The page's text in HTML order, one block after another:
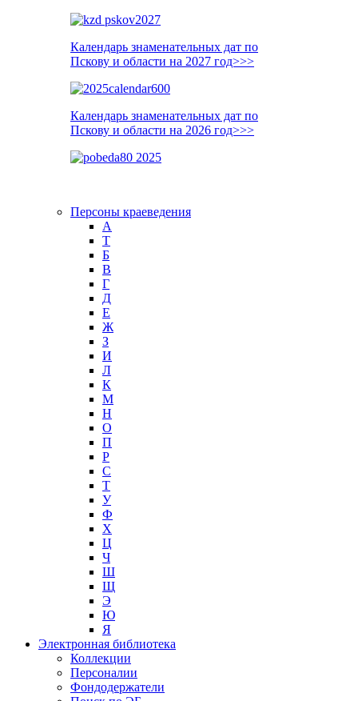
Календарь знаменательных дат по
Пскову и области на 2027 год>>>
Календарь знаменательных дат по
Пскову и области на 2026 год>>>
Персоны краеведения
А
T
Б
В
Г
Д
Е
Ж
З
И
Л
К
М
Н
О
П
Р
С
Т
У
Ф
Х
Ц
Ч
Ш
Щ
Э
Ю
Я
Электронная библиотека
Коллекции
Персоналии
Фондодержатели